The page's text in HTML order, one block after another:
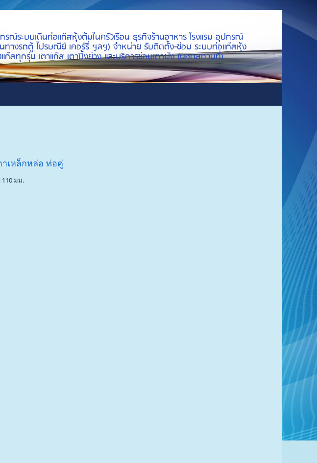
ระบบเดินท่อแก๊สหุ้งต้มในครัวเรือน ธุรกิจร้านอาหาร โรงแรม อุปกรณ์
างรถตู้ ไปรษณีย์ เคอร์รี่ ฯลฯ) จำหน่าย รับติดตั้ง-ซ่อม ระบบท่อแก๊สหุ้ง
สทุกรุ่น เตาแก๊ส เตาปิ้งย่าง และบริการซ่อมเตาฝัง (นอกสถานที่)
าเหล็กหล่อ ท่อคู่
มม.